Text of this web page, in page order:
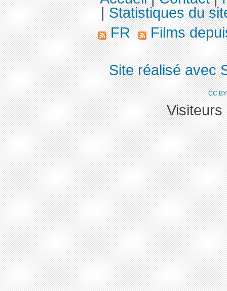
|Statistiques du
FR
Films
Site réalisé avec
CC